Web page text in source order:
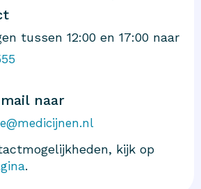
tussen 12:00 en 17:00 naar
naar
kijk op
.